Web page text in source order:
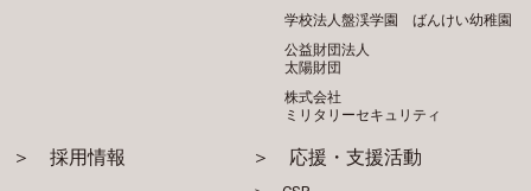
学校法人盤渓学園 ばんけい幼稚園
公益財団法人
太陽財団
株式会社
ミリタリーセキュリティ
＞ 採用情報 ＞ 応援・支援活動